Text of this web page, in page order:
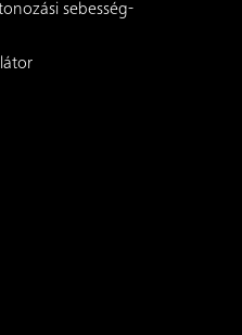
sebesség-